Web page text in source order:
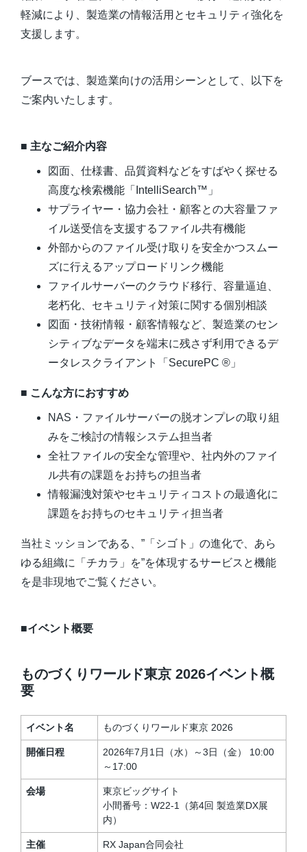
軽減により、製造業の情報活用とセキュリティ強化を
支援します。
ブースでは、製造業向けの活用シーンとして、以下を
ご案内いたします。
■ 主なご紹介内容
図面、仕様書、品質資料などをすばやく探せる
高度な検索機能「IntelliSearch™」
サプライヤー・協力会社・顧客との大容量ファ
イル送受信を支援するファイル共有機能
外部からのファイル受け取りを安全かつスムー
ズに行えるアップロードリンク機能
ファイルサーバーのクラウド移行、容量逼迫、
老朽化、セキュリティ対策に関する個別相談
図面・技術情報・顧客情報など、製造業のセン
シティブなデータを端末に残さず利用できるデ
ータレスクライアント「SecurePC ®」
■ こんな方におすすめ
NAS・ファイルサーバーの脱オンプレの取り組
みをご検討の情報システム担当者
全社ファイルの安全な管理や、社内外のファイ
ル共有の課題をお持ちの担当者
情報漏洩対策やセキュリティコストの最適化に
課題をお持ちのセキュリティ担当者
当社ミッションである、”「シゴト」の進化で、あら
ゆる組織に「チカラ」を”を体現するサービスと機能
を是非現地でご覧ください。
■イベント概要
ものづくりワールド東京 2026イベント概
要
イベント名 ものづくりワールド東京 2026
開催日程
2026年7月1日（水）～3日（金） 10:00
～17:00
会場
東京ビッグサイト
小間番号：W22-1（第4回 製造業DX展
内）
主催 RX Japan合同会社